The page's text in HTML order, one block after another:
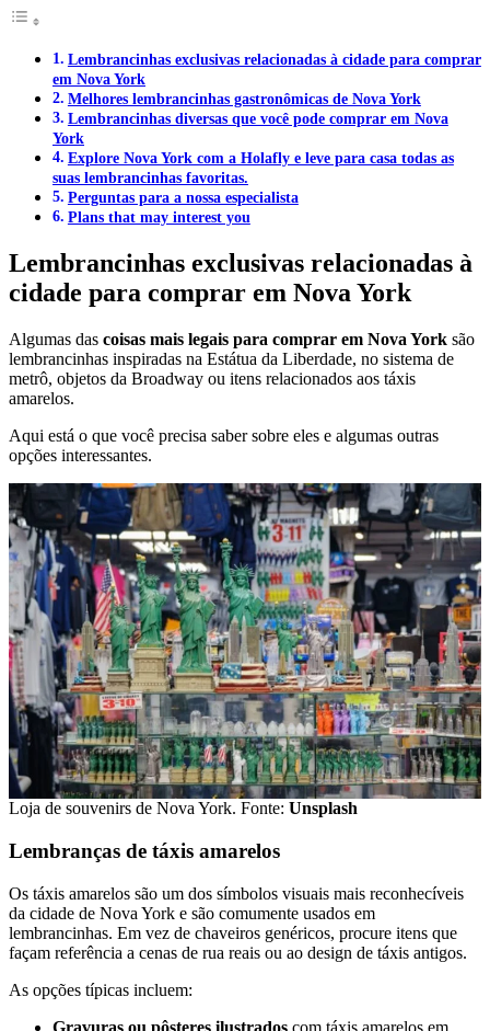
Lembrancinhas exclusivas relacionadas à cidade para comprar
em Nova York
Melhores lembrancinhas gastronômicas de Nova York
Lembrancinhas diversas que você pode comprar em Nova
York
Explore Nova York com a Holafly e leve para casa todas as
suas lembrancinhas favoritas.
Perguntas para a nossa especialista
Plans that may interest you
Lembrancinhas exclusivas relacionadas à
cidade para comprar em Nova York
Algumas das coisas mais legais para comprar em Nova York são
lembrancinhas inspiradas na Estátua da Liberdade, no sistema de
metrô, objetos da Broadway ou itens relacionados aos táxis
amarelos.
Aqui está o que você precisa saber sobre eles e algumas outras
opções interessantes.
Loja de souvenirs de Nova York. Fonte: Unsplash
Lembranças de táxis amarelos
Os táxis amarelos são um dos símbolos visuais mais reconhecíveis
da cidade de Nova York e são comumente usados ​​em
lembrancinhas. Em vez de chaveiros genéricos, procure itens que
façam referência a cenas de rua reais ou ao design de táxis antigos.
As opções típicas incluem:
Gravuras ou pôsteres ilustrados com táxis amarelos em